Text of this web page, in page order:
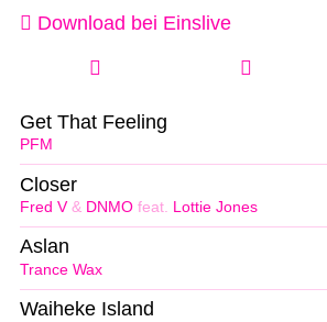
Download bei Einslive
PFM
Get That Feeling
Fred V& DNMO feat. Lottie Jones
Closer
Trance Wax
Aslan
Waiheke Island